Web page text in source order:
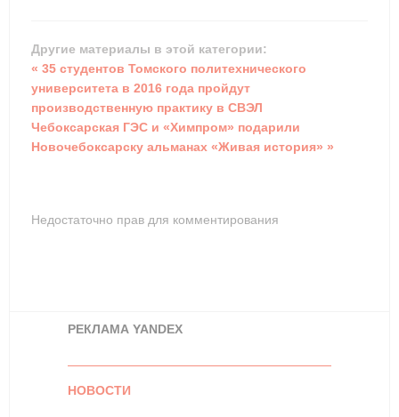
Другие материалы в этой категории:
« 35 студентов Томского политехнического
университета в 2016 года пройдут
производственную практику в СВЭЛ
Чебоксарская ГЭС и «Химпром» подарили
Новочебоксарску альманах «Живая история» »
Недостаточно прав для комментирования
РЕКЛАМА YANDEX
НОВОСТИ